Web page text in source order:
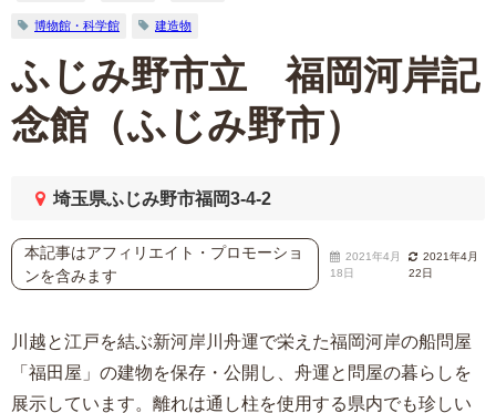
博物館・科学館 建造物
ふじみ野市立 福岡河岸記
念館（ふじみ野市）
埼玉県ふじみ野市福岡3-4-2
本記事はアフィリエイト・プロモーショ
ンを含みます
2021年4月
18日
2021年4月
22日
川越と江戸を結ぶ新河岸川舟運で栄えた福岡河岸の船問屋
「福田屋」の建物を保存・公開し、舟運と問屋の暮らしを
展示しています。離れは通し柱を使用する県内でも珍しい